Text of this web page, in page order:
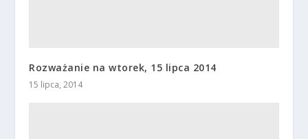
Rozważanie na wtorek, 15 lipca 2014
15 lipca, 2014